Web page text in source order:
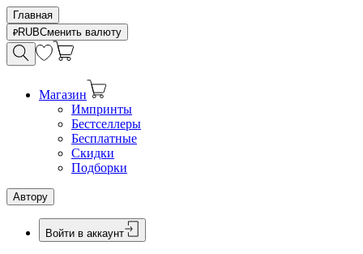
Главная
RUBСменить валюту
Магазин
Импринты
Бестселлеры
Бесплатные
Скидки
Подборки
Автору
Войти в аккаунт